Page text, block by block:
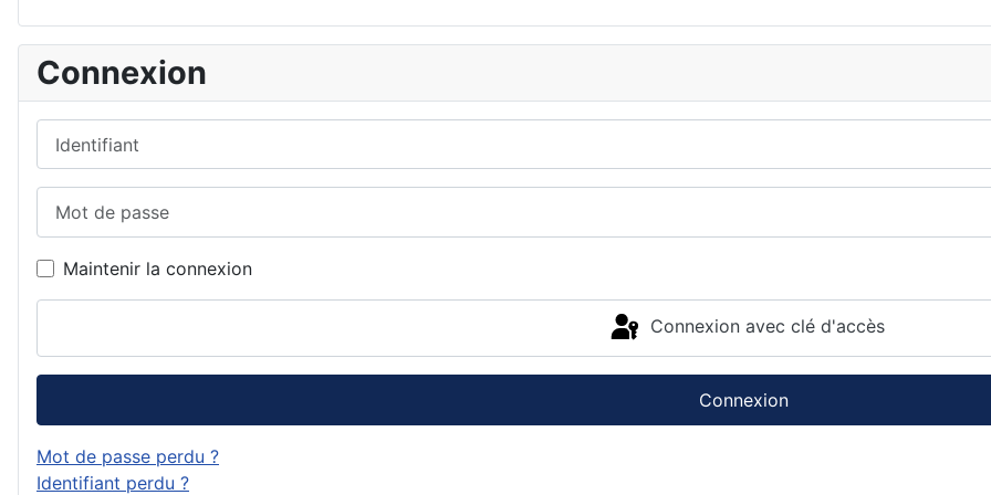
Connexion
Maintenir la connexion
Connexion avec clé d'accès
Connexion
Mot de passe perdu ?
Identifiant perdu ?